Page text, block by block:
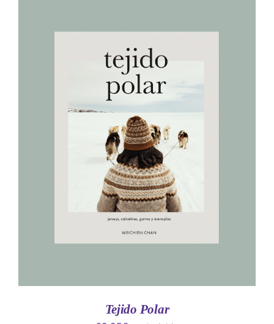
AÑADIR AL CARRITO
/
Tejido Polar